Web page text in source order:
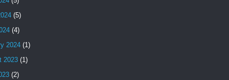
(5)
(4)
2024 (1)
2023 (1)
(2)